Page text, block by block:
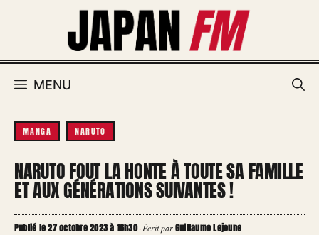
MENU
MANGA NARUTO
NARUTO FOUT LA HONTE À TOUTE SA FAMILLE
ET AUX GÉNÉRATIONS SUIVANTES !
Publié le 27 octobre 2023 à 16h30·Écrit parGuillaume Lejeune